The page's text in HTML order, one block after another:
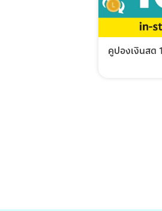
คูปองเงินสด